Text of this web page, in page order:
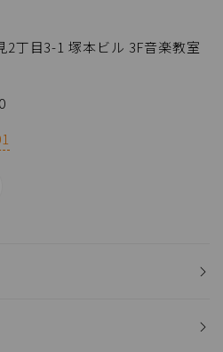
2丁目3-1 塚本ビル 3F音楽教室